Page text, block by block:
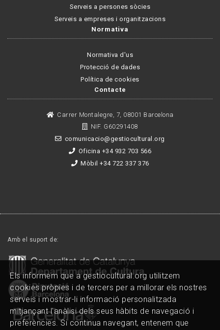
Serveis a persones sòcies
Serveis a empreses i organitzacions
Normativa
Normativa d'us
Protecció de dades
Política de cookies
Contacte
Carrer Montalegre, 7, 08001 Barcelona
NIF. G60291408
comunicacio@gestiocultural.org
Oficina +34 932 703 566
Mòbil +34 722 337 376
Amb el suport de:
Els informem que a gestiocultural.org utilitzem
cookies pròpies i de tercers per a millorar els nostres
serveis i mostrar-li informació personalitzada
mitjançant l'anàlisi dels seus hàbits de navegació i
preferències. Si continua navegant, entenem que